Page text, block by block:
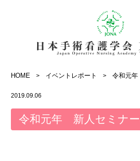
HOME イベントレポート 令和元
2019.09.06
令和元年 新人セミナ